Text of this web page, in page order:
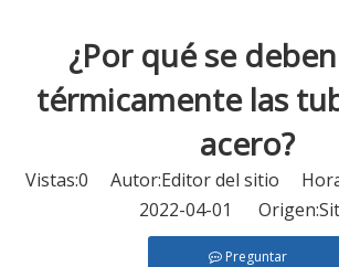
¿Por qué se
térmicamente las
acero?
Vistas:0 Autor:Editor del sitio Hora
2022-04-01 Origen:
Preguntar